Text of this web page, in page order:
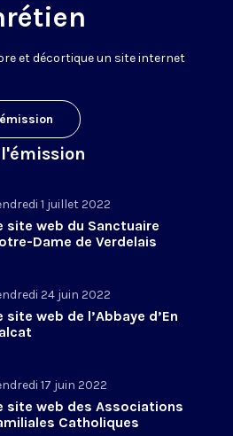
et décortique un site internet
1 juillet 2022
site web du Sanctuaire
Dame de Verdelais
24 juin 2022
site web de l’Abbaye d’En
17 juin 2022
site web des Associations
Catholiques